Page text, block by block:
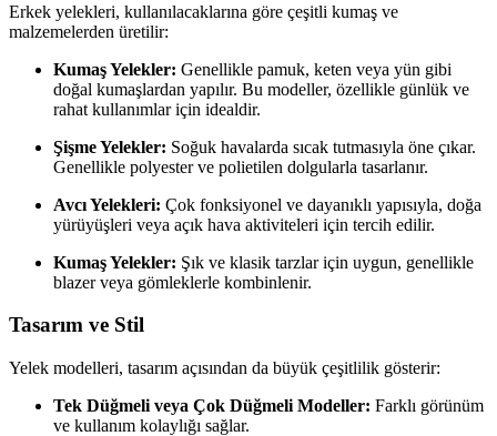
Erkek yelekleri, kullanılacaklarına göre çeşitli kumaş ve
malzemelerden üretilir:
Kumaş Yelekler: Genellikle pamuk, keten veya yün gibi
doğal kumaşlardan yapılır. Bu modeller, özellikle günlük ve
rahat kullanımlar için idealdir.
Şişme Yelekler: Soğuk havalarda sıcak tutmasıyla öne çıkar.
Genellikle polyester ve polietilen dolgularla tasarlanır.
Avcı Yelekleri: Çok fonksiyonel ve dayanıklı yapısıyla, doğa
yürüyüşleri veya açık hava aktiviteleri için tercih edilir.
Kumaş Yelekler: Şık ve klasik tarzlar için uygun, genellikle
blazer veya gömleklerle kombinlenir.
Tasarım ve Stil
Yelek modelleri, tasarım açısından da büyük çeşitlilik gösterir:
Tek Düğmeli veya Çok Düğmeli Modeller: Farklı görünüm
ve kullanım kolaylığı sağlar.